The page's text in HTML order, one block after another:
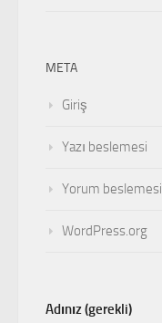
META
Giriş
Yazı beslemesi
Yorum beslemesi
WordPress.org
Adınız (gerekli)